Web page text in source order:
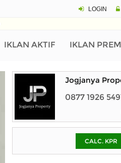
LOGIN
IKLAN AKTIF IKLAN
Jogjanya
0877 1926
CALC. KPR